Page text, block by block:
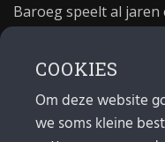
Baroeg speelt al
poppodium 40 jaar.
MAIL
COOKIES
Om deze website
we soms kleine